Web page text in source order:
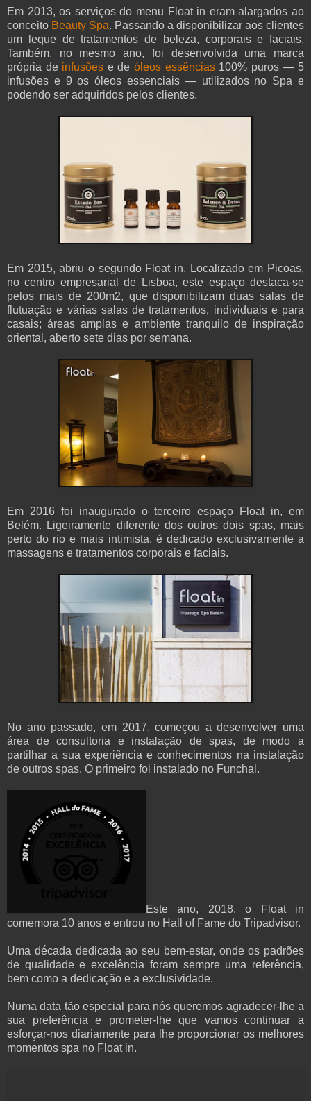
Em 2013, os serviços do menu Float in eram alargados ao
conceito Beauty Spa. Passando a disponibilizar aos clientes
um leque de tratamentos de beleza, corporais e faciais.
Também, no mesmo ano, foi desenvolvida uma marca
própria de infusões e deóleos essências100% puros — 5
infusões e 9 os óleos essenciais — utilizados no Spa e
podendo ser adquiridos pelos clientes.
Em 2015, abriu o segundo Float in. Localizado em Picoas,
no centro empresarial de Lisboa, este espaço destaca-se
pelos mais de 200m2, que disponibilizam duas salas de
flutuação e várias salas de tratamentos, individuais e para
casais; áreas amplas e ambiente tranquilo de inspiração
oriental, aberto sete dias por semana.
Em 2016 foi inaugurado o terceiro espaço Float in, em
Belém. Ligeiramente diferente dos outros dois spas, mais
perto do rio e mais intimista, é dedicado exclusivamente a
massagens e tratamentos corporais e faciais.
No ano passado, em 2017, começou a desenvolver uma
área de consultoria e instalação de spas, de modo a
partilhar a sua experiência e conhecimentos na instalação
de outros spas. O primeiro foi instalado no Funchal.
Este ano, 2018, o Float in
comemora 10 anos e entrou no Hall of Fame do Tripadvisor.
Uma década dedicada ao seu bem-estar, onde os padrões
de qualidade e excelência foram sempre uma referência,
bem como a dedicação e a exclusividade.
Numa data tão especial para nós queremos agradecer-lhe a
sua preferência e prometer-lhe que vamos continuar a
esforçar-nos diariamente para lhe proporcionar os melhores
momentos spa no Float in.